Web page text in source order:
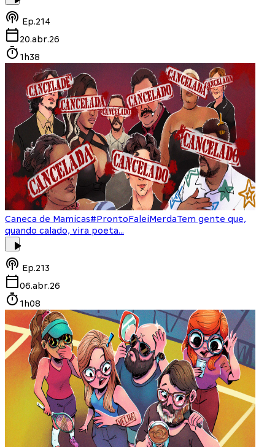
Ep.214
20.abr.26
1h38
Caneca de Mamicas#ProntoFaleiMerdaTem gente que,
quando calado, vira poeta...
Ep.213
06.abr.26
1h08